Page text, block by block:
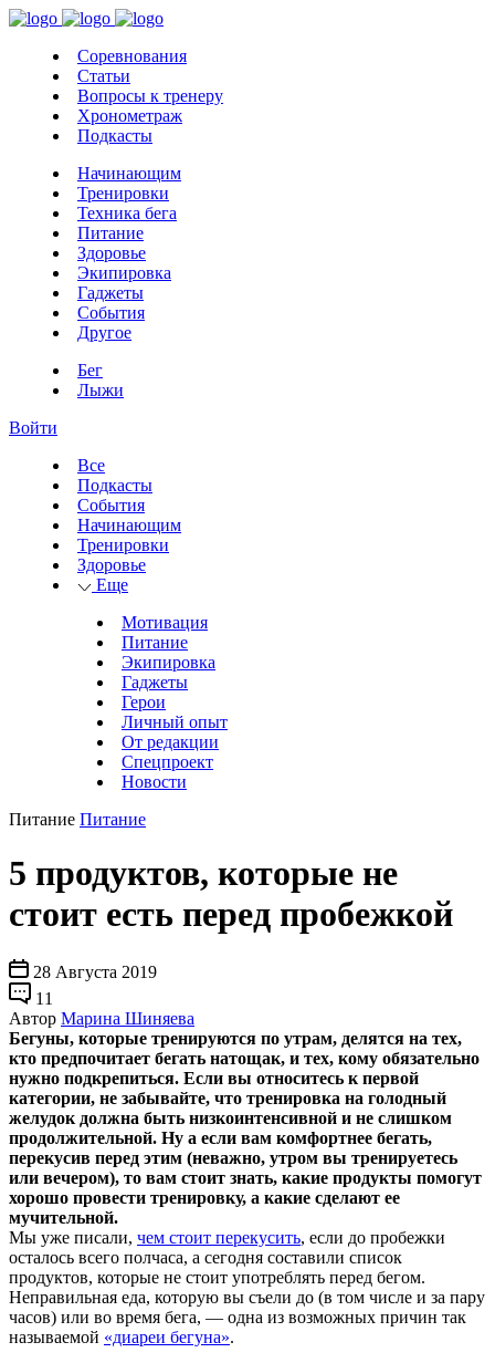
Соревнования
Статьи
Вопросы к тренеру
Хронометраж
Подкасты
Начинающим
Тренировки
Техника бега
Питание
Здоровье
Экипировка
Гаджеты
События
Другое
Бег
Лыжи
Войти
Все
Подкасты
События
Начинающим
Тренировки
Здоровье
Еще
Мотивация
Питание
Экипировка
Гаджеты
Герои
Личный опыт
От редакции
Спецпроект
Новости
Питание Питание
5 продуктов, которые не
стоит есть перед пробежкой
28 Августа 2019
11
Автор Марина Шиняева
Бегуны, которые тренируются по утрам, делятся на тех,
кто предпочитает бегать натощак, и тех, кому обязательно
нужно подкрепиться. Если вы относитесь к первой
категории, не забывайте, что тренировка на голодный
желудок должна быть низкоинтенсивной и не слишком
продолжительной. Ну а если вам комфортнее бегать,
перекусив перед этим (неважно, утром вы тренируетесь
или вечером), то вам стоит знать, какие продукты помогут
хорошо провести тренировку, а какие сделают ее
мучительной.
Мы уже писали, чем стоит перекусить, если до пробежки
осталось всего полчаса, а сегодня составили список
продуктов, которые не стоит употреблять перед бегом.
Неправильная еда, которую вы съели до (в том числе и за пару
часов) или во время бега, — одна из возможных причин так
называемой «диареи бегуна».